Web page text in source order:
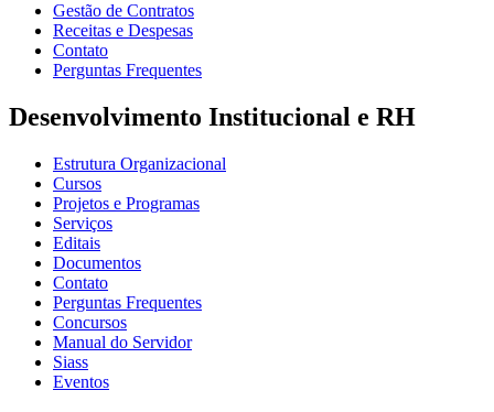
Gestão de Contratos
Receitas e Despesas
Contato
Perguntas Frequentes
Desenvolvimento Institucional e RH
Estrutura Organizacional
Cursos
Projetos e Programas
Serviços
Editais
Documentos
Contato
Perguntas Frequentes
Concursos
Manual do Servidor
Siass
Eventos